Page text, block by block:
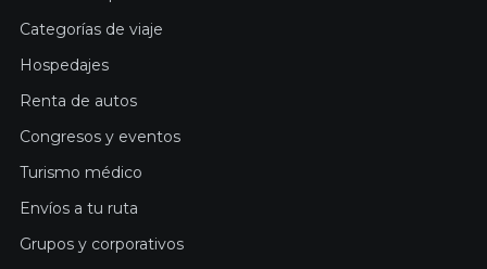
Categorías de viaje
Hospedajes
Renta de autos
Congresos y eventos
Turismo médico
Envíos a tu ruta
Grupos y corporativos